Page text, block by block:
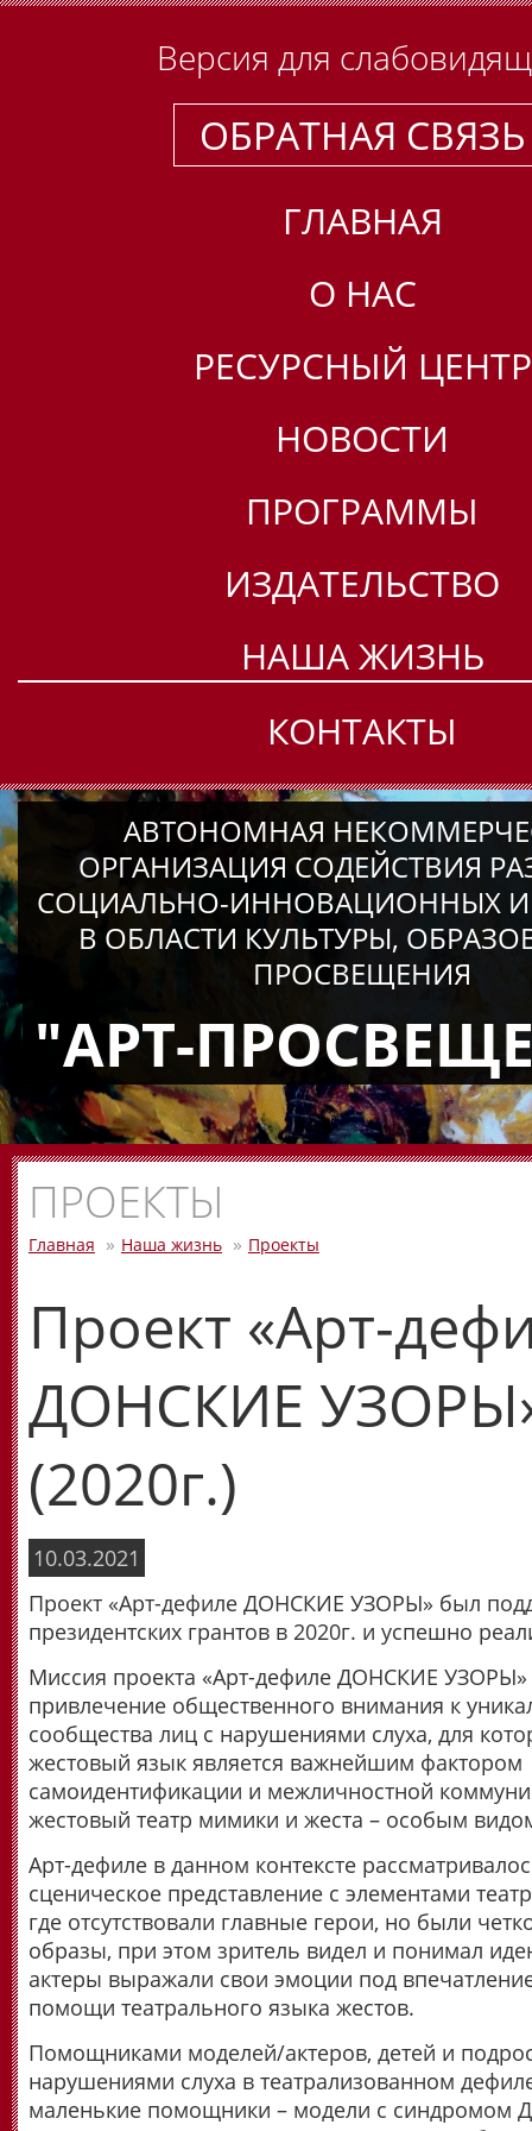
Версия для
ОБРАТНАЯ СВЯЗЬ
ГЛАВНАЯ
О НАС
РЕСУРСНЫЙ ЦЕНТР
НОВОСТИ
ПРОГРАММЫ
ИЗДАТЕЛЬСТВО
НАША ЖИЗНЬ
КОНТАКТЫ
АВТОНОМНАЯ
ОРГАНИЗАЦИЯ СОДЕЙСТВИЯ
СОЦИАЛЬНО-ИННОВАЦИОННЫХ
В ОБЛАСТИ КУЛЬТУРЫ,
ПРОСВЕЩЕНИЯ
"АРТ-
ПРОЕКТЫ
Главная Наша жизнь Проекты
Проект «Арт-
ДОНСКИЕ
(2020г.)
10.03.2021
Проект «Арт-дефиле ДОНСКИЕ УЗОРЫ» был
президентских грантов в 2020г. и успешно
Миссия проекта «Арт-дефиле ДОНСКИЕ УЗОРЫ»
привлечение общественного внимания к
сообщества лиц с нарушениями слуха, для
жестовый язык является важнейшим фактором
самоидентификации и межличностной
жестовый театр мимики и жеста – особым
Арт-дефиле в данном контексте
сценическое представление с элементами
где отсутствовали главные герои, но были
образы, при этом зритель видел и понимал
актеры выражали свои эмоции под
помощи театрального языка жестов.
Помощниками моделей/актеров, детей и
нарушениями слуха в театрализованном
маленькие помощники – модели с синдромом